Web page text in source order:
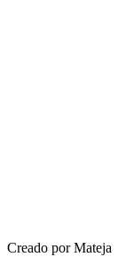
Creado por Mateja